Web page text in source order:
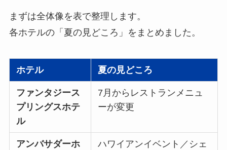
まずは全体像を表で整理します。
各ホテルの「夏の見どころ」をまとめました。
ホテル 夏の見どころ
ファンタジース
プリングスホテ
ル
7月からレストランメニュ
ーが変更
アンバサダーホ
ハワイアンイベント／シェ